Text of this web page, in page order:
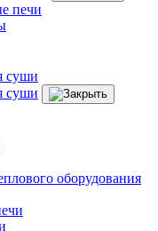
печи
суши
суши
оборудования